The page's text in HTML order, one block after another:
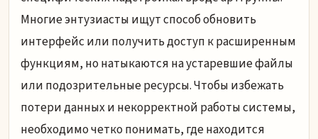
Многие энтузиасты ищут способ обновить
интерфейс или получить доступ к расширенным
функциям, но натыкаются на устаревшие файлы
или подозрительные ресурсы. Чтобы избежать
потери данных и некорректной работы системы,
необходимо четко понимать, где находится